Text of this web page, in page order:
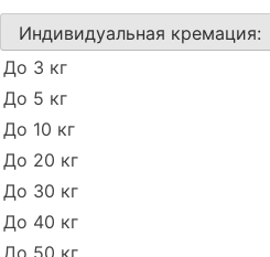
Индивидуальная кремация:
До 3 кг
До 5 кг
До 10 кг
До 20 кг
До 30 кг
До 40 кг
До 50 кг